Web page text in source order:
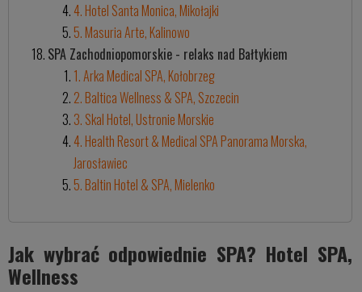
4. Hotel Santa Monica, Mikołajki
5. Masuria Arte, Kalinowo
SPA Zachodniopomorskie - relaks nad Bałtykiem
1. Arka Medical SPA, Kołobrzeg
2. Baltica Wellness & SPA, Szczecin
3. Skal Hotel, Ustronie Morskie
4. Health Resort & Medical SPA Panorama Morska,
Jarosławiec
5. Baltin Hotel & SPA, Mielenko
Jak wybrać odpowiednie SPA? Hotel SPA,
Wellness